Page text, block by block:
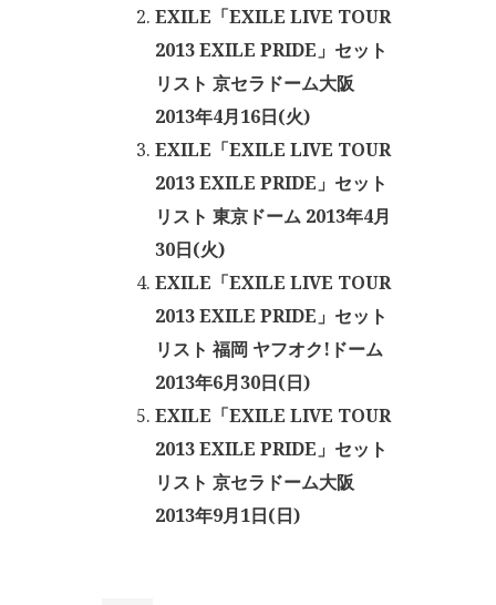
EXILE「EXILE LIVE TOUR
2013 EXILE PRIDE」セット
リスト 京セラドーム大阪
2013年4月16日(火)
EXILE「EXILE LIVE TOUR
2013 EXILE PRIDE」セット
リスト 東京ドーム 2013年4月
30日(火)
EXILE「EXILE LIVE TOUR
2013 EXILE PRIDE」セット
リスト 福岡 ヤフオク!ドーム
2013年6月30日(日)
EXILE「EXILE LIVE TOUR
2013 EXILE PRIDE」セット
リスト 京セラドーム大阪
2013年9月1日(日)